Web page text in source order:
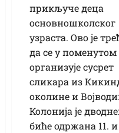
прикључе деца
основношколског
узраста. Ово је
да се у поменутом
организује сусрет
сликара из
околине и
Колонија је
биће одржана 11. и